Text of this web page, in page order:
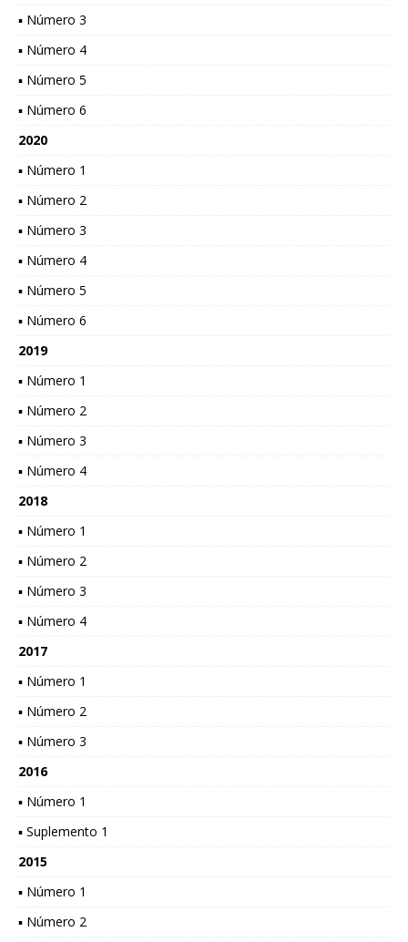
▪ Número 3
▪ Número 4
▪ Número 5
▪ Número 6
2020
▪ Número 1
▪ Número 2
▪ Número 3
▪ Número 4
▪ Número 5
▪ Número 6
2019
▪ Número 1
▪ Número 2
▪ Número 3
▪ Número 4
2018
▪ Número 1
▪ Número 2
▪ Número 3
▪ Número 4
2017
▪ Número 1
▪ Número 2
▪ Número 3
2016
▪ Número 1
▪ Suplemento 1
2015
▪ Número 1
▪ Número 2